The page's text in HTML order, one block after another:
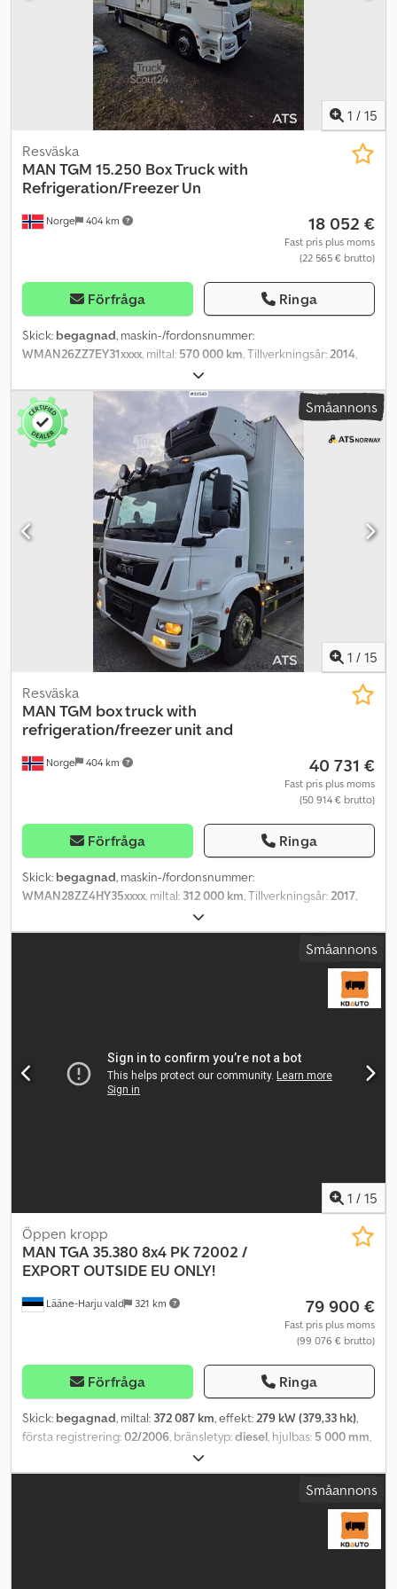
1 / 15
Norge 404 km
Resväska
MAN TGM 15.250 Box Truck with
Refrigeration/Freezer Un
18 052 €
Fast pris plus moms
(22 565 € brutto)
Förfråga Ringa
Skick: begagnad, maskin-/fordonsnummer:
WMAN26ZZ7EY31xxxx, miltal: 570 000 km, Tillverkningsår:2014,
Vänligen ange referensnummer vid förfrågan: 23522
Credpfozqkhqox Am Rof Specifikationer: Mätarställning: ca 570
000 km (kan ändras) Växellåda: Automat Luftfjädring Motorbroms
4x2 Skåpbyggnation för 15 pallar Kyl-/frysenhet Avdelningsvägg
Euro 6, 250 hk Zepro bakgavellyft Endast 1 ägare och 1 förare
Maximal nyttolast: 7 015 kg Sovbrits Radio/CD
Klimatanläggning/AC Servicehistorik Förväntad leverans i slutet
av juni Beskrivning: MAN TGM skåplastbil från 2014 med Euro 6-
motor. Fordonet har endast haft 1 ägare och 1 förare. Utrustad
med ett 15-palls skåp med kyl-/frysenhet och avdelningsvägg.
Servicehistorik finns. Km: 570 000 HK: 250 Besiktning: Ja EU-
godkänd till: 2027-05-31 Egenvikt: 8 410 kg Totalvikt: 15 500 kg
Nyttolast: 7 015 kg Bredd: 260 cm Längd: 906 cm Euroklass: 6
Modell: TGM 15.250 Skåpbil med kyl/frysaggregat – Avdelarvägg –
Euro 6! Växellåda: Automat = Mer information = Kontakta ATS
Norway för mer information.
Småannons
1 / 15
Norge 404 km
Resväska
MAN TGM box truck with
refrigeration/freezer unit and
40 731 €
Fast pris plus moms
(50 914 € brutto)
Förfråga Ringa
Skick: begagnad, maskin-/fordonsnummer:
WMAN28ZZ4HY35xxxx, miltal: 312 000 km, Tillverkningsår:2017,
Vänligen ange referensnummer vid förfrågan: 23540 Tekniska data
Miltal: 312 000 km Växellåda: Automat Luftfjädring Motorbroms
Euro 6, 290 hk Kyl-/frysenhet Skåp med plats för 21 pallar Full
Klimatanläggning/AC Omedelbart tillgänglig Credpszqkhdsfx Am
Rsf Beskrivning MAN TGM skåplastbil från år 2017. Fordonet är
Tüv: Ja EU-godkänd till: 31.01.2027 Egen vikt: 10260 kg Totalvikt:
19000 kg Lastvikt: 8665 kg Bredd: 260 cm Längd: 973 cm Euro: 6
Modell: TGM skåpbil med kyl/frysaggregat och full sidöppning.
Småannons
1 / 15
Lääne-Harju vald 321 km
Öppen kropp
MAN TGA 35.380 8x4 PK 72002 /
EXPORT OUTSIDE EU ONLY!
79 900 €
Fast pris plus moms
(99 076 € brutto)
Förfråga Ringa
Skick: begagnad, miltal: 372 087 km, effekt:279 kW (379,33 hk),
första registrering:02/2006, bränsletyp:diesel, hjulbas: 5 000 mm,
mekanisk
annan, total längd:9 010 mm, total bredd:2 500 mm,
elstyrd spegel, kran,
, = Ytterligare alternativ och tillbehör = -
Radiostyrning (radiostyrning för kran) - Läslampor - Solskydd =
Småannons